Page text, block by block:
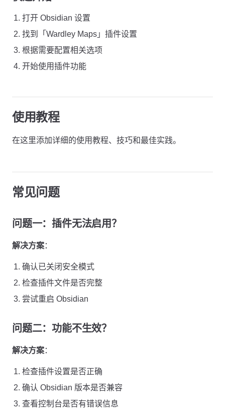
打开 Obsidian 设置
找到「Wardley Maps」插件设置
根据需要配置相关选项
开始使用插件功能
使用教程
在这里添加详细的使用教程、技巧和最佳实践。
常见问题
问题一：插件无法启用？
解决方案：
确认已关闭安全模式
检查插件文件是否完整
尝试重启 Obsidian
问题二：功能不生效？
解决方案：
检查插件设置是否正确
确认 Obsidian 版本是否兼容
查看控制台是否有错误信息